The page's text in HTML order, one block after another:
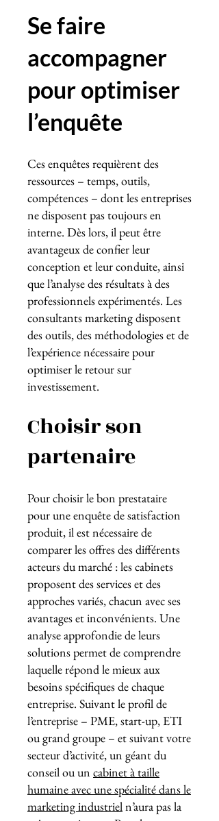
Se faire
accompagner
pour optimiser
l’enquête
Ces enquêtes requièrent des
ressources – temps, outils,
compétences – dont les entreprises
ne disposent pas toujours en
interne. Dès lors, il peut être
avantageux de confier leur
conception et leur conduite, ainsi
que l’analyse des résultats à des
professionnels expérimentés. Les
consultants marketing disposent
des outils, des méthodologies et de
l’expérience nécessaire pour
optimiser le retour sur
investissement.
Choisir son
partenaire
Pour choisir le bon prestataire
pour une enquête de satisfaction
produit, il est nécessaire de
comparer les offres des différents
acteurs du marché : les cabinets
proposent des services et des
approches variés, chacun avec ses
avantages et inconvénients. Une
analyse approfondie de leurs
solutions permet de comprendre
laquelle répond le mieux aux
besoins spécifiques de chaque
entreprise. Suivant le profil de
l’entreprise – PME, start-up, ETI
ou grand groupe – et suivant votre
secteur d’activité, un géant du
conseil ou un cabinet à taille
humaine avec une spécialité dans le
marketing industrieln’aura pas la